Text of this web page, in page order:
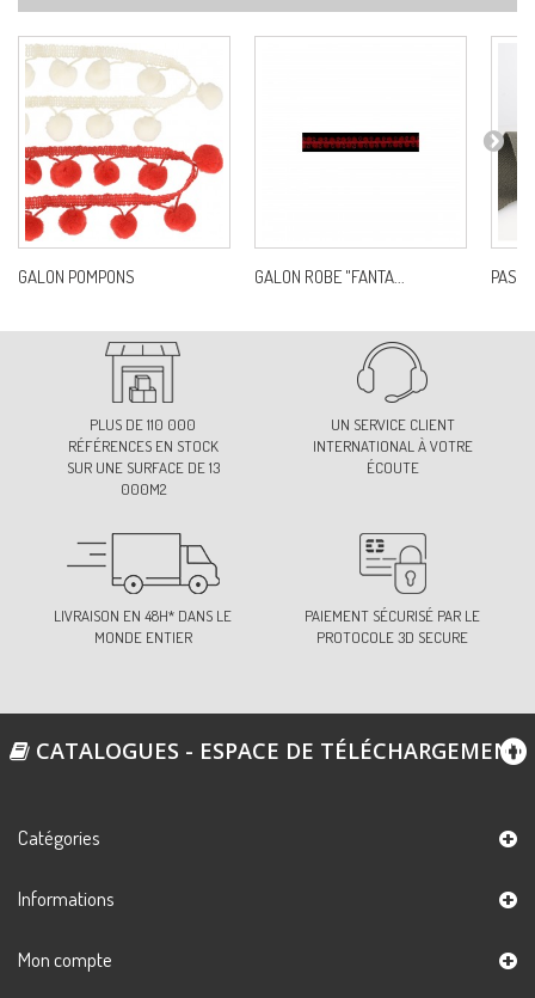
GALON POMPONS GALON ROBE "FANTA...
PLUS DE 110 000
RÉFÉRENCES EN STOCK
SUR UNE SURFACE DE 13
000M2
UN SERVICE CLIENT
INTERNATIONAL À VOTRE
ÉCOUTE
LIVRAISON EN 48H* DANS LE
MONDE ENTIER
PAIEMENT SÉCURISÉ PAR LE
PROTOCOLE 3D SECURE
CATALOGUES - ESPACE DE TÉLÉCHARGEMENT
Catégories
Informations
Mon compte